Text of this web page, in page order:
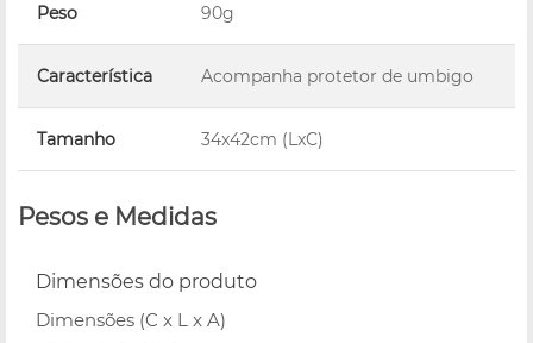
Peso 90g
Característica Acompanha protetor de umbigo
Tamanho 34x42cm (LxC)
Pesos e Medidas
Dimensões do produto
Dimensões (C x L x A)